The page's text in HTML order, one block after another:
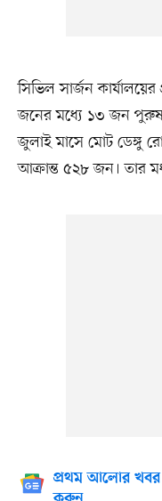
সিভিল সার্জন
জনের মধ্যে ১৩ জন
জুলাই মাসে মোট ডেঙ্গু
আক্রান্ত ৫২৮ জন। তার
প্রথম আলোর